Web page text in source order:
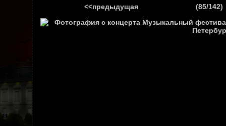
<<предыдущая (85/142)